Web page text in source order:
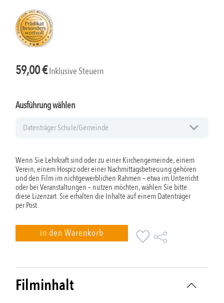
59,00€Inklusive Steuern
Ausführung wählen
Wenn Sie Lehrkraft sind oder zu einer Kirchengemeinde, einem
Verein, einem Hospiz oder einer Nachmittagsbetreuung gehören
und den Film im nichtgewerblichen Rahmen – etwa im Unterricht
oder bei Veranstaltungen – nutzen möchten, wählen Sie bitte
diese Lizenzart. Sie erhalten die Inhalte auf einem Datenträger
per Post.
in den Warenkorb
Filminhalt